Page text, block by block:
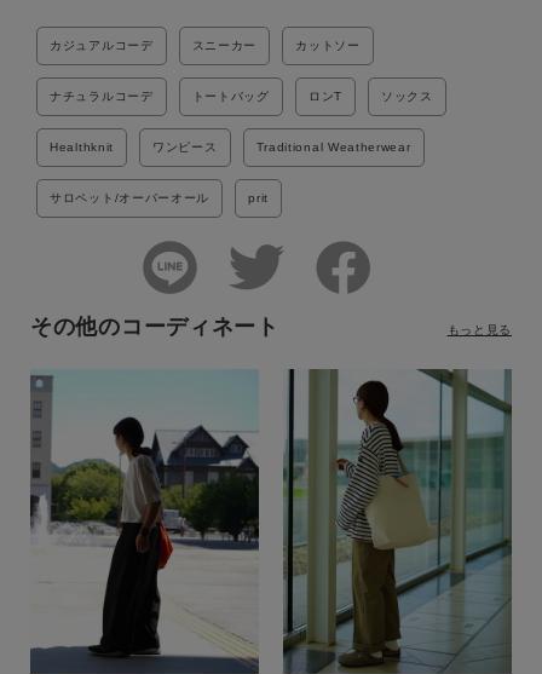
カジュアルコーデ スニーカー カットソー
ナチュラルコーデ トートバッグ ロンT ソックス
Healthknit ワンピース Traditional Weatherwear
サロペット/オーバーオール prit
その他のコーディネート もっと見る